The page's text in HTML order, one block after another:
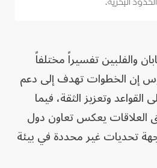
والفلبين تفسيراً مختلفاً
إن الخطوات تهدف إلى دعم
القواعد وتعزيز الثقة، فيما
العلاقات يعكس تعاون دول
تحديات غير محددة في بيئة